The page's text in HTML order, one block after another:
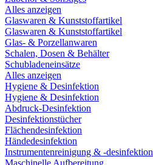
Alles anzeigen
Glaswaren & Kunststoffartikel
Glaswaren & Kunststoffartikel
Glas- & Porzellanwaren
Schalen, Dosen & Behälter
Schubladeneinsätze
Alles anzeigen
Hygiene & Desinfektion
Hygiene & Desinfektion
Abdruck-Desinfektion
Desinfektionstücher
Flächendesinfektion
Händedesinfektion
Instrumentenreinigung & -desinfektion
Maschinelle Aufbereitung